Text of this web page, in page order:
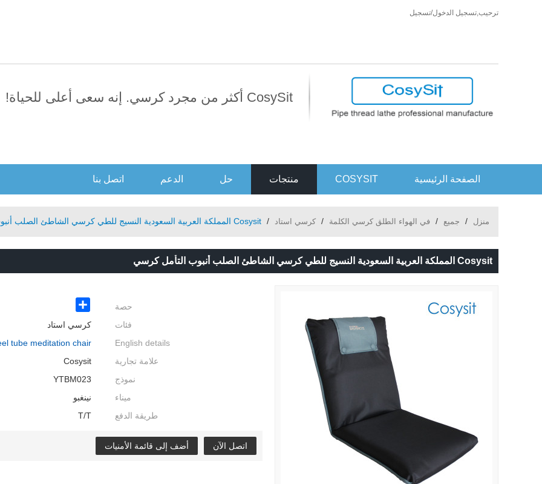
ترحيب,تسجيل الدخول/تسجيل
CosySit أكثر من مجرد كرسي. إنه سعى أعلى للحياة!
الصفحة الرئيسية COSYSIT منتجات حل الدعم اتصل بنا
منزل / جميع / في الهواء الطلق كرسي الكلمة / كرسي استاد / Cosysit المملكة العربية السعودية النسيج للطي كرسي الشاطئ الصلب أنبوب التأمل كرسي
Cosysit المملكة العربية السعودية النسيج للطي كرسي الشاطئ الصلب أنبوب التأمل كرسي
حصة Share
فئات
كرسي استاد
English details
tube meditation chair
علامة تجارية
Cosysit
نموذج
YTBM023
ميناء
نينغبو
طريقة الدفع
T/T
اتصل الآن أضف إلى قائمة الأمنيات